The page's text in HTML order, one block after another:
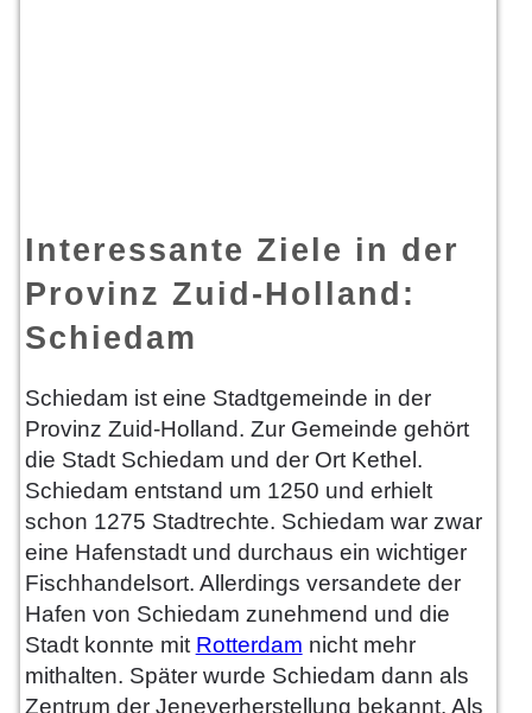
Interessante Ziele in der
Provinz Zuid-Holland:
Schiedam
Schiedam ist eine Stadtgemeinde in der
Provinz Zuid-Holland. Zur Gemeinde gehört
die Stadt Schiedam und der Ort Kethel.
Schiedam entstand um 1250 und erhielt
schon 1275 Stadtrechte. Schiedam war zwar
eine Hafenstadt und durchaus ein wichtiger
Fischhandelsort. Allerdings versandete der
Hafen von Schiedam zunehmend und die
Stadt konnte mit Rotterdam nicht mehr
mithalten. Später wurde Schiedam dann als
Zentrum der Jeneverherstellung bekannt. Als